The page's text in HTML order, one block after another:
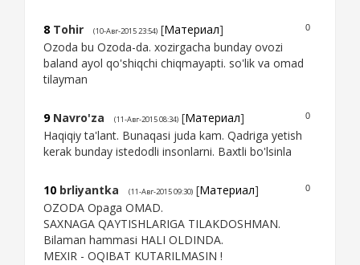
0
8 Tohir (10-Авг-2015 23:54) [Материал]
Ozoda bu Ozoda-da. xozirgacha bunday ovozi
baland ayol qo'shiqchi chiqmayapti. so'lik va omad
tilayman
0
9 Navro'za (11-Авг-2015 08:34) [Материал]
Haqiqiy ta'lant. Bunaqasi juda kam. Qadriga yetish
kerak bunday istedodli insonlarni. Baxtli bo'lsinla
0
10 brliyantka (11-Авг-2015 09:30) [Материал]
OZODA Opaga OMAD.
SAXNAGA QAYTISHLARIGA TILAKDOSHMAN.
Bilaman hammasi HALI OLDINDA.
MEXIR - OQIBAT KUTARILMASIN !